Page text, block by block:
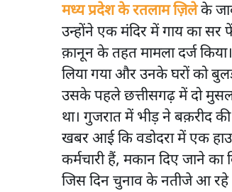
मध्य प्रदेश के रतलाम ज़िलेके
उन्होंने एक मंदिर में गाय का सर
क़ानून के तहत मामला दर्ज
लिया गया और उनके घरों को
उसके पहले छत्तीसगढ़ में दो
था। गुजरात में भीड़ ने बक़रीद
खबर आई कि वडोदरा में एक
कर्मचारी हैं, मकान दिए जाने का
जिस दिन चुनाव के नतीजे आ रहे थे